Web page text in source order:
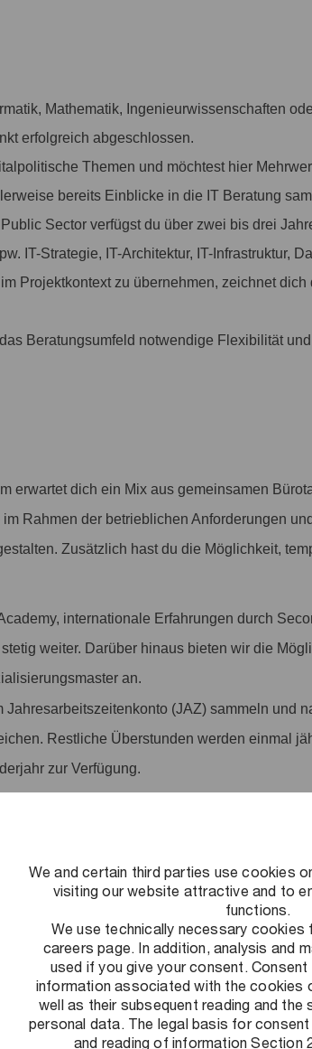
We and certain third parties use cookies
visiting our website attractive and to
functions.
We use technically necessary
careers page. In addition, analysis and
used if you give your consent.
information associated with the cookies
well as their subsequent reading and
personal data. The legal basis for
and reading of information Section
Mathematik, Ingenieurwissenschaften
erfolgreich abgeschlossen.
Themen und möchtest hier
bereits Einblicke in die IT Beratung
Sector verfügst du über zwei bis drei
IT-Strategie, IT-Architektur, IT-Infrastruktur,
Projektkontext zu übernehmen, zeichnet
Beratungsumfeld notwendige Flexibilität
erwartet dich ein Mix aus gemeinsamen
Rahmen der betrieblichen Anforderungen
Zusätzlich hast du die Möglichkeit,
internationale Erfahrungen durch
weiter. Darüber hinaus bieten wir die
an.
(JAZ) sammeln und
Restliche Überstunden werden einmal
zur Verfügung.
Herzen: Neben einer eigenen betrieblichen
an. Nimm an unserem kostenlosen
Beiträgen in diversen
positives Arbeitsumfeld schaffen: Ein Umfeld,
anerkannt und Leistung honoriert wird und auf